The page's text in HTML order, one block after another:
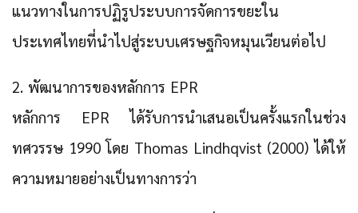
แนวทางในการปฏิรูประบบการจัดการขยะใน
ประเทศไทยที่นำไปสู่ระบบเศรษฐกิจหมุนเวียนต่อไป
2. พัฒนาการของหลักการ EPR
หลักการ EPR ได้รับการนำเสนอเป็นครั้งแรกในช่วง
ทศวรรษ 1990 โดย Thomas Lindhqvist (2000) ได้ให้
ความหมายอย่างเป็นทางการว่า